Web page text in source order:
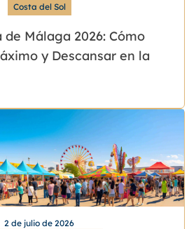
Costa del Sol
de Málaga 2026: Cómo
y Descansar en la
2 de julio de 2026